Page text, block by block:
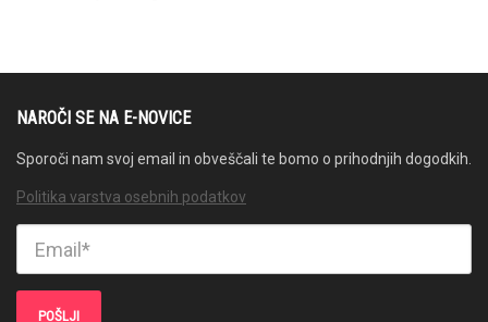
NAROČI SE NA E-NOVICE
Sporoči nam svoj email in obveščali te bomo o prihodnjih dogodkih.
Politika varstva osebnih podatkov